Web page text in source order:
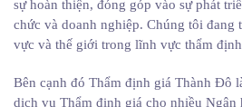
sự hoàn thiện, đóng góp vào sự phát
chức và doanh nghiệp. Chúng tôi đang
vực và thế giới trong lĩnh vực thẩm
Bên cạnh đó Thẩm định giá Thành Đô
dịch vụ Thẩm định giá cho nhiều Ngân